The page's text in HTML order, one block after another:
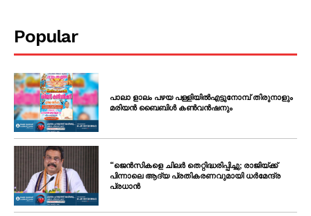
Popular
പാലാ ളാലം പഴയ പള്ളിയിൽഎട്ടുനോമ്പ് തിരുനാളും
മരിയൻ ബൈബിൾ കൺവൻഷനും
“ജെൻസികളെ ചിലർ തെറ്റിദ്ധരിപ്പിച്ചു; രാജിയ്ക്ക്
പിന്നാലെ ആദ്യ പ്രതികരണവുമായി ധർമേന്ദ്ര
പ്രധാൻ